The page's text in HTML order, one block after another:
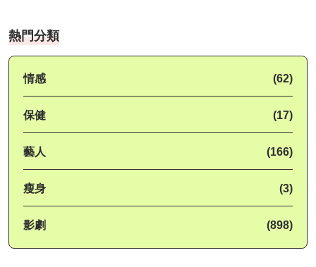
熱門分類
情感 (62)
保健 (17)
藝人 (166)
瘦身 (3)
影劇 (898)